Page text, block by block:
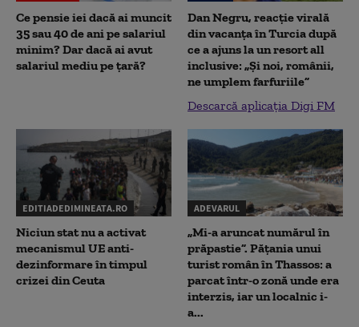
Ce pensie iei dacă ai muncit
35 sau 40 de ani pe salariul
minim? Dar dacă ai avut
salariul mediu pe țară?
Dan Negru, reacție virală
din vacanța în Turcia după
ce a ajuns la un resort all
inclusive: „Și noi, românii,
ne umplem farfuriile”
Descarcă aplicația Digi FM
EDITIADEDIMINEATA.RO
Niciun stat nu a activat
mecanismul UE anti-
dezinformare în timpul
crizei din Ceuta
ADEVARUL
„Mi-a aruncat numărul în
prăpastie”. Pățania unui
turist român în Thassos: a
parcat într-o zonă unde era
interzis, iar un localnic i-
a...